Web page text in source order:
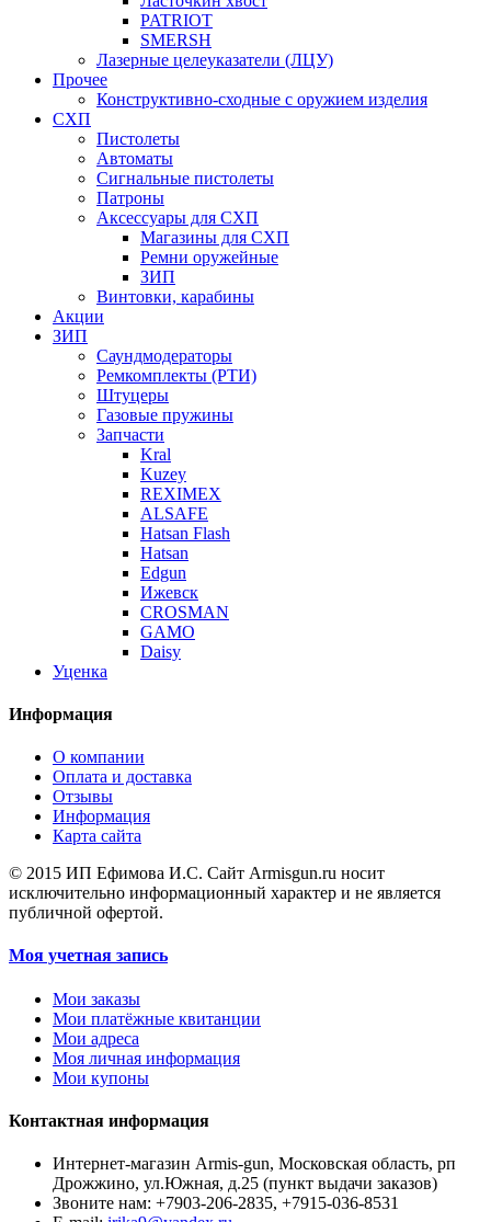
PATRIOT
SMERSH
Лазерные целеуказатели (ЛЦУ)
Прочее
Конструктивно-сходные с оружием изделия
СХП
Пистолеты
Автоматы
Сигнальные пистолеты
Патроны
Аксессуары для СХП
Магазины для СХП
Ремни оружейные
ЗИП
Винтовки, карабины
Акции
ЗИП
Саундмодераторы
Ремкомплекты (РТИ)
Штуцеры
Газовые пружины
Запчасти
Kral
Kuzey
REXIMEX
ALSAFE
Hatsan Flash
Hatsan
Edgun
Ижевск
CROSMAN
GAMO
Daisy
Уценка
Информация
О компании
Оплата и доставка
Отзывы
Информация
Карта сайта
© 2015 ИП Ефимова И.С. Сайт Armisgun.ru носит
исключительно информационный характер и не является
публичной офертой.
Моя учетная запись
Мои заказы
Мои платёжные квитанции
Мои адреса
Моя личная информация
Мои купоны
Контактная информация
Интернет-магазин Armis-gun, Московская область, рп
Дрожжино, ул.Южная, д.25 (пункт выдачи заказов)
Звоните нам: +7903-206-2835, +7915-036-8531